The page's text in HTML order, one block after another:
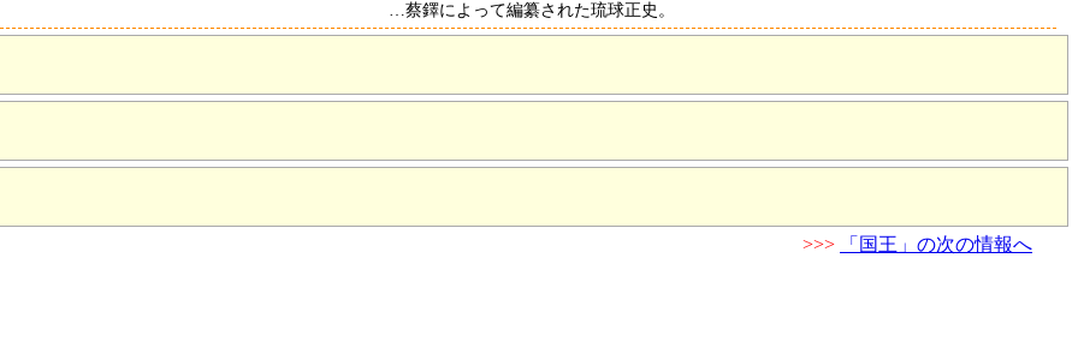
…蔡鐸によって編纂された琉球正史。
>>> 「国王」の次の情報へ